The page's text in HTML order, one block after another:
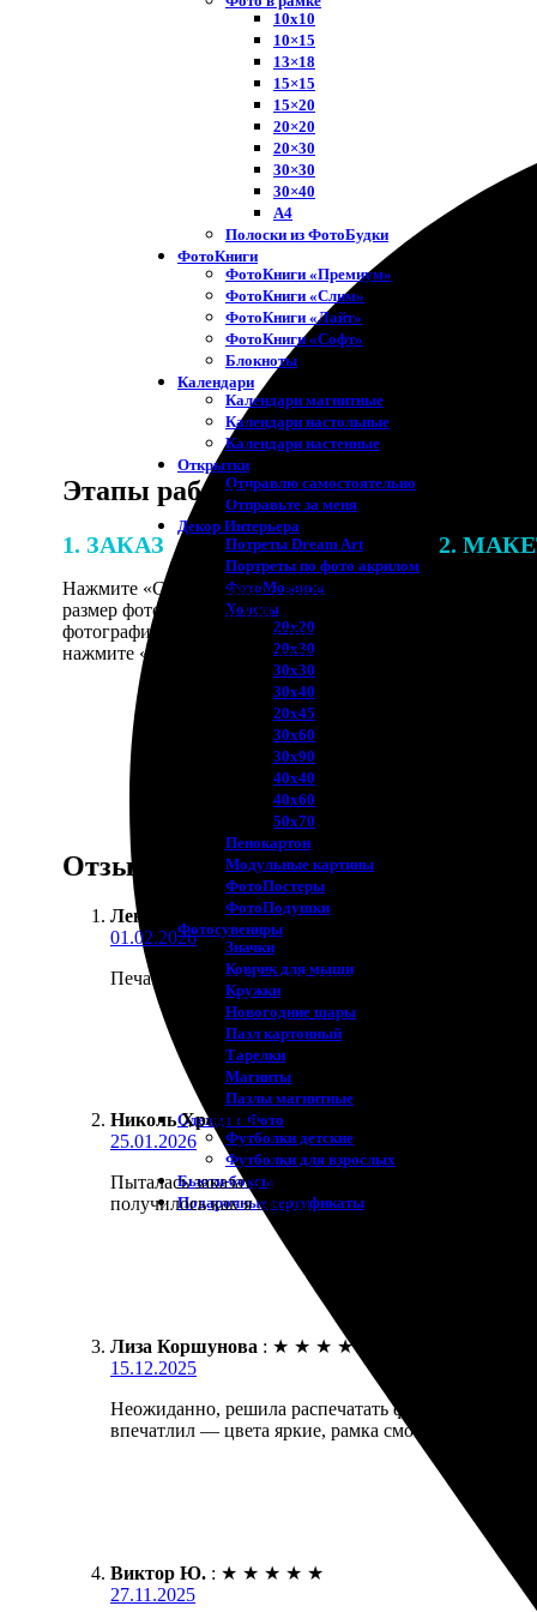
10х10
10×15
13×18
15×15
15×20
20×20
20×30
30×30
30×40
A4
Полоски из ФотоБудки
ФотоКниги
ФотоКниги «Премиум»
ФотоКниги «Слим»
ФотоКниги «Лайт»
ФотоКниги «Софт»
Блокноты
Календари
Календари магнитные
Календари настольные
Календари настенные
Открытки
Отправлю самостоятельно
Отправьте за меня
Декор Интерьера
Потреты Dream Art
Портреты по фото акрилом
ФотоМозаика
Холсты
20х20
20х30
30х30
30х40
20х45
30х60
30х90
40х40
40х60
50х70
Пенокартон
Модульные картины
ФотоПостеры
ФотоПодушки
Фотоcувениры
Значки
Коврик для мыши
Кружки
Новогодние шары
Пазл картонный
Тарелки
Магниты
Пазлы магнитные
Одежда с Фото
Футболки детские
Футболки для взрослых
Бьюти-боксы
Подарочные сертификаты
Этапы работы
1. ЗАКАЗ
Нажмите «Сделать заказ», выберите
размер фотографии и тип рамки. Загрузите
фотографии в онлайн-конструктор,
нажмите «Добавить в корзину».
2.
Отзывы
Лена Я.
01.02.2026
Печатала плакат А2 для дочки на день рождения.
Николь Хромова :
25.01.2026
Пыталась заказать футболку для взрослого с
получилось как я хотела.
Лиза Коршунова : ★ ★ ★ ★
15.12.2025
Неожиданно, решила распечатать фото в рамке.
впечатлил — цвета яркие, рамка смотрится
Виктор Ю. : ★ ★ ★ ★ ★
27.11.2025